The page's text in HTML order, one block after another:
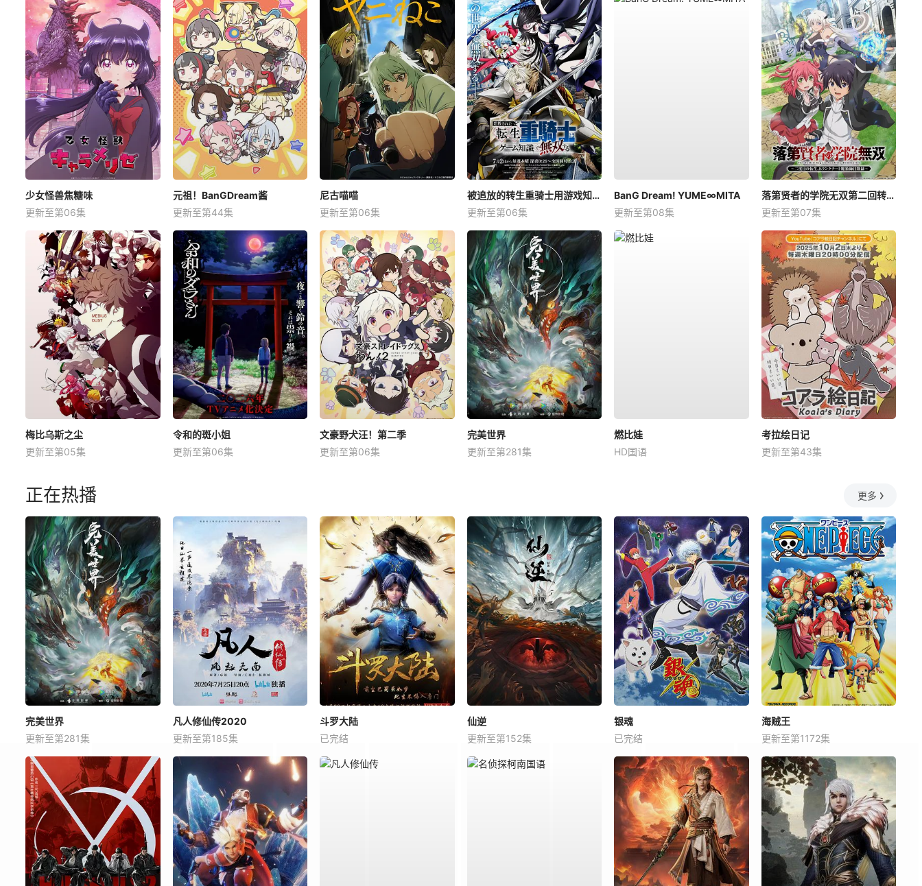
少女怪兽焦糖味
更新至第06集
元祖！BanGDream酱
更新至第44集
尼古喵喵
更新至第06集
被追放的转生重骑士用游戏知识开无双
更新至第06集
BanG Dream! YUME∞MITA
更新至第08集
落第贤者的学院无双第二回转生，S等级作弊魔术师冒险记
更新至第07集
梅比乌斯之尘
更新至第05集
令和的斑小姐
更新至第06集
文豪野犬汪！第二季
更新至第06集
完美世界
更新至第281集
燃比娃
HD国语
考拉绘日记
更新至第43集
正在热播 更多
完美世界
更新至第281集
凡人修仙传2020
更新至第185集
斗罗大陆
已完结
仙逆
更新至第152集
银魂
已完结
海贼王
更新至第1172集